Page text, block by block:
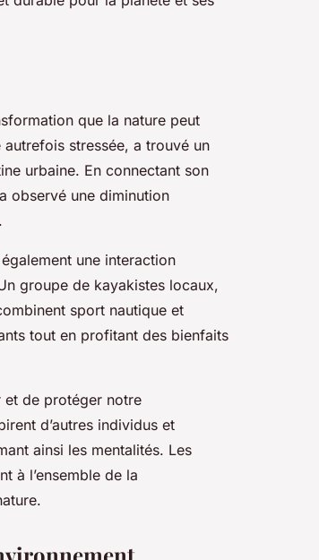
que la nature peut
stressée, a trouvé un
urbaine. En connectant son
observé une diminution
une interaction
groupe de kayakistes locaux,
sport nautique et
tout en profitant des bienfaits
et de protéger notre
d’autres individus et
ainsi les mentalités. Les
à l’ensemble de la